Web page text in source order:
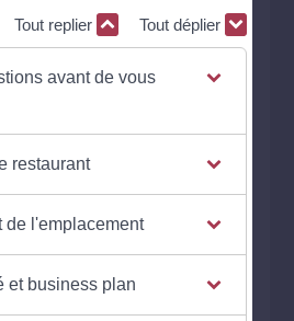
Tout replier
Tout déplier
avant de vous
restaurant
de l'emplacement
et business plan